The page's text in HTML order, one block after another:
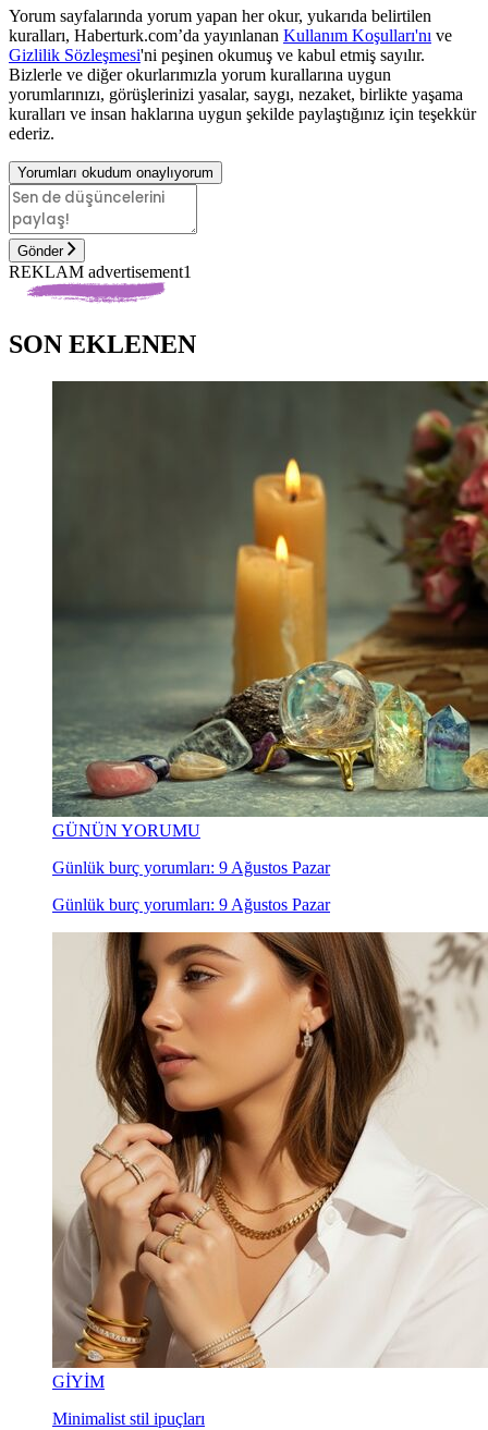
Yorum sayfalarında yorum yapan her okur, yukarıda belirtilen
kuralları, Haberturk.com’da yayınlanan Kullanım Koşulları'nı ve
Gizlilik Sözleşmesi'ni peşinen okumuş ve kabul etmiş sayılır.
Bizlerle ve diğer okurlarımızla yorum kurallarına uygun
yorumlarınızı, görüşlerinizi yasalar, saygı, nezaket, birlikte yaşama
kuralları ve insan haklarına uygun şekilde paylaştığınız için teşekkür
ederiz.
Yorumları okudum onaylıyorum
Gönder
REKLAM advertisement1
SON EKLENEN
GÜNÜN YORUMU
Günlük burç yorumları: 9 Ağustos Pazar
Günlük burç yorumları: 9 Ağustos Pazar
GİYİM
Minimalist stil ipuçları